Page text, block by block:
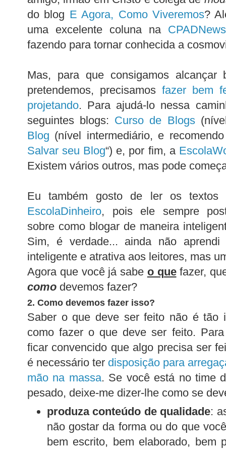
do blog E Agora, Como Viveremos?
uma excelente coluna na CPADNews
fazendo para tornar conhecida a
Mas, para que consigamos alcançar
pretendemos, precisamos fazer bem
projetando. Para ajudá-lo nessa
seguintes blogs: Curso de Blogs
Blog (nível intermediário, e
Salvar seu Blog“) e, por fim, a
Existem vários outros, mas pode
Eu também gosto de ler os textos
EscolaDinheiro, pois ele sempre
sobre como blogar de maneira
Sim, é verdade... ainda não
inteligente e atrativa aos leitores, mas
Agora que você já sabe o quefazer,
como devemos fazer?
2. Como devemos fazer isso?
Saber o que deve ser feito não é tão
como fazer o que deve ser feito.
ficar convencido que algo precisa ser
é necessário ter disposição para
mão na massa. Se você está no time
pesado, deixe-me dizer-lhe como se
produza conteúdo de qualidade:
não gostar da forma ou do que
bem escrito, bem elaborado, bem